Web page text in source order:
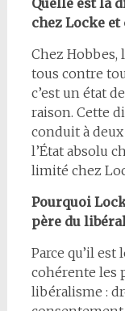
chez Locke et
Chez Hobbes,
tous contre
c’est un état
raison. Cette
conduit à
l’État absolu
limité chez
Pourquoi
père du
Parce qu’il
cohérente les
libéralisme :